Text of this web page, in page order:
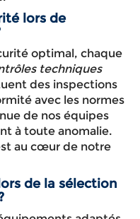
lors de
optimal, chaque
techniques
des inspections
avec les normes
de nos équipes
à toute anomalie.
au cœur de notre
de la sélection